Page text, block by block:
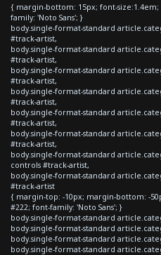
{ margin-bottom: 15px; font-
family: 'Noto Sans'; }
body.single-format-standard
#track-artist,
body.single-format-standard
#track-artist,
body.single-format-standard
#track-artist,
body.single-format-standard
#track-artist,
body.single-format-standard
#track-artist,
body.single-format-standard
#track-artist,
body.single-format-standard
controls #track-artist,
body.single-format-standard
#track-artist
{ margin-top: -10px; margin-bottom: -
#222; font-family: 'Noto Sans'; }
body.single-format-standard
body.single-format-standard
body.single-format-standard
body.single-format-standard